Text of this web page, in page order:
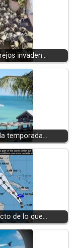
invaden…
temporada…
de lo que…